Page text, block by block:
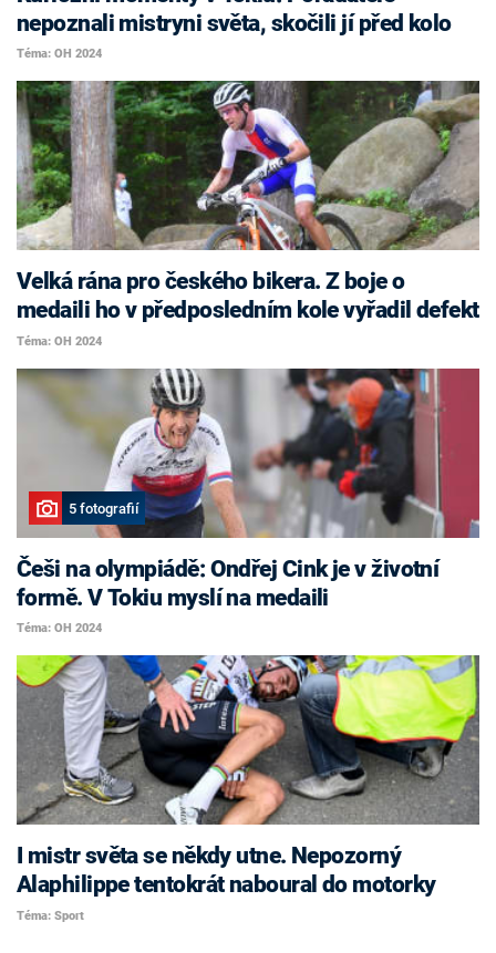
nepoznali mistryni světa, skočili jí před kolo
Téma: OH 2024
Velká rána pro českého bikera. Z boje o
medaili ho v předposledním kole vyřadil defekt
Téma: OH 2024
5 fotografií
Češi na olympiádě: Ondřej Cink je v životní
formě. V Tokiu myslí na medaili
Téma: OH 2024
I mistr světa se někdy utne. Nepozorný
Alaphilippe tentokrát naboural do motorky
Téma: Sport